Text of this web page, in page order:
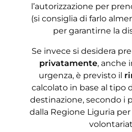
l’autorizzazione per
(si consiglia di farlo
per garantirne la
Se invece si desidera
privatamente, anche
urgenza, è previsto il
calcolato in base al tipo
destinazione, secondo i
dalla Regione Liguria per